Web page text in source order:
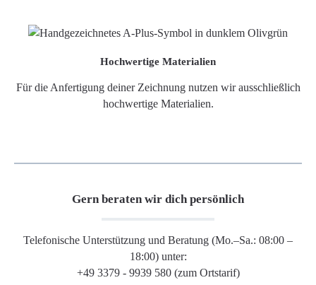
Hochwertige Materialien
Für die Anfertigung deiner Zeichnung nutzen wir ausschließlich
hochwertige Materialien.
Gern beraten wir dich persönlich
Telefonische Unterstützung und Beratung (Mo.–Sa.: 08:00 –
18:00) unter:
+49 3379 - 9939 580 (zum Ortstarif)